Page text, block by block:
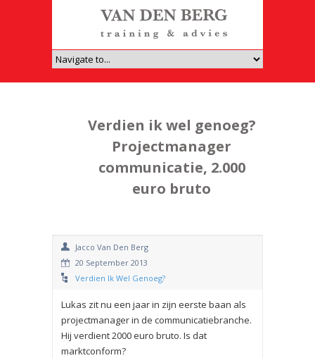
Verdien ik wel genoeg?
Projectmanager
communicatie, 2.000
euro bruto
Jacco Van Den Berg
20 September 2013
Verdien Ik Wel Genoeg?
Lukas zit nu een jaar in zijn eerste baan als
projectmanager in de communicatiebranche.
Hij verdient 2000 euro bruto. Is dat
marktconform?